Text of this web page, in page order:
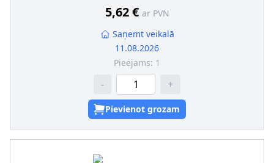
5,62 € ar PVN
Saņemt veikalā
11.08.2026
Pieejams: 1
- +
Pievienot grozam